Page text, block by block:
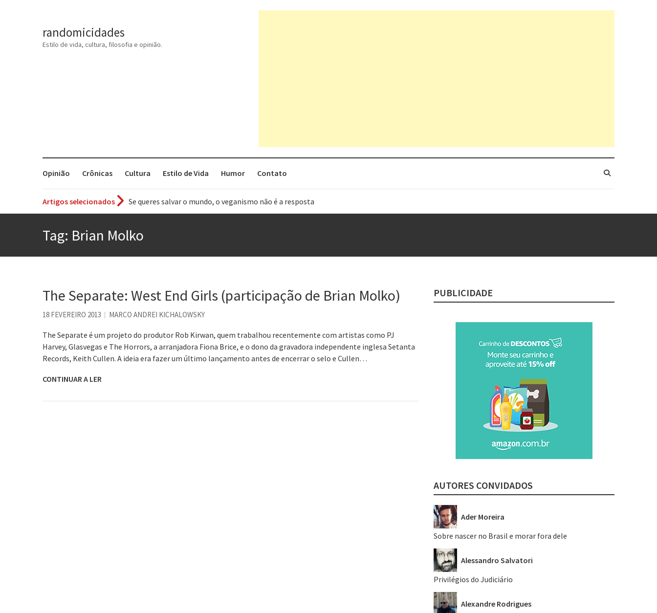
randomicidades
Estilo de vida, cultura, filosofia e opinião.
Opinião Crônicas Cultura Estilo de Vida Humor Contato
Artigos selecionados
Tem que filmar isso daí
Aprender a fracassar é o segredo do sucesso
Contardo Calligaris prega o “direito à tristeza”
Os causos de Jorge Luis Borges
Tag: Brian Molko
The Separate: West End Girls (participação de Brian Molko)
18 FEVEREIRO 2013 MARCO ANDREI KICHALOWSKY
The Separate é um projeto do produtor Rob Kirwan, quem trabalhou recentemente com artistas como PJ
Harvey, Glasvegas e The Horrors, a arranjadora Fiona Brice, e o dono da gravadora independente inglesa Setanta
Records, Keith Cullen. A ideia era fazer um último lançamento antes de encerrar o selo e Cullen…
CONTINUAR A LER
PUBLICIDADE
AUTORES CONVIDADOS
Ader Moreira
Sobre nascer no Brasil e morar fora dele
Alessandro Salvatori
Privilégios do Judiciário
Alexandre Rodrigues